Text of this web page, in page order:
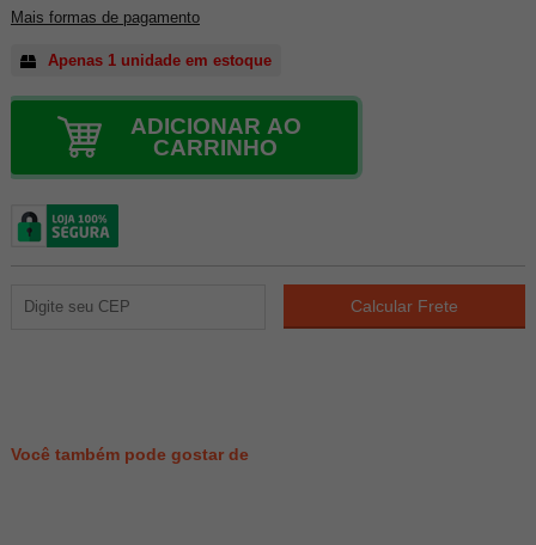
Mais formas de pagamento
Apenas 1 unidade em estoque
ADICIONAR AO
CARRINHO
Você também pode gostar de